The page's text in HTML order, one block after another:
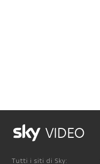
VIDEO
Tutti i siti di Sky: